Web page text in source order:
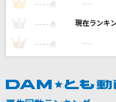
カラオケ
カラオケ
1 ---- 点 ----
---- 点 ----
3 ---- 点 ----